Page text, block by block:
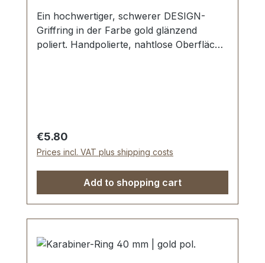
Ein hochwertiger, schwerer DESIGN-
Griffring in der Farbe gold glänzend
poliert. Handpolierte, nahtlose Oberfläche
Regular price:
€5.80
Prices incl. VAT plus shipping costs
Add to shopping cart